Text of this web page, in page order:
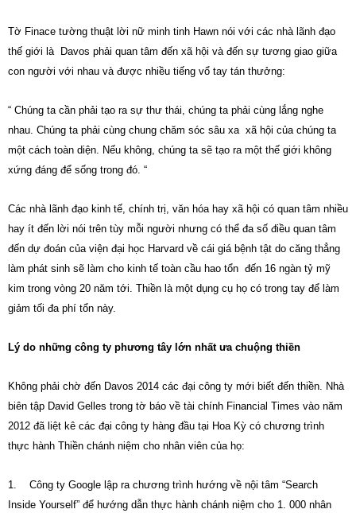
Tờ Finace tường thuật lời nữ minh tinh Hawn nói với các nhà lãnh đạo
thế giới là Davos phải quan tâm đến xã hội và đến sự tương giao giữa
con người với nhau và được nhiều tiếng vổ tay tán thưởng:
“ Chúng ta cần phải tạo ra sự thư thái, chúng ta phải cùng lắng nghe
nhau. Chúng ta phải cùng chung chăm sóc sâu xa xã hội của chúng ta
một cách toàn diện. Nếu không, chúng ta sẽ tạo ra một thế giới không
xứng đáng để sống trong đó. “
Các nhà lãnh đạo kinh tế, chính trị, văn hóa hay xã hội có quan tâm nhiều
hay ít đến lời nói trên tùy mỗi người nhưng có thể đa số điều quan tâm
đến dự đoán của viện đại học Harvard về cái giá bệnh tật do căng thẳng
làm phát sinh sẽ làm cho kinh tế toàn cầu hao tổn đến 16 ngàn tỷ mỹ
kim trong vòng 20 năm tới. Thiền là một dụng cụ họ có trong tay để làm
giảm tối đa phí tổn này.
Lý do những công ty phương tây lớn nhất ưa chuộng thiền
Không phải chờ đến Davos 2014 các đại công ty mới biết đến thiền. Nhà
biên tập David Gelles trong tờ báo về tài chính Financial Times vào năm
2012 đã liệt kê các đại công ty hàng đầu tại Hoa Kỳ có chương trình
thực hành Thiền chánh niệm cho nhân viên của họ:
1. Công ty Google lập ra chương trình hướng về nội tâm “Search
Inside Yourself” để hướng dẫn thực hành chánh niệm cho 1. 000 nhân